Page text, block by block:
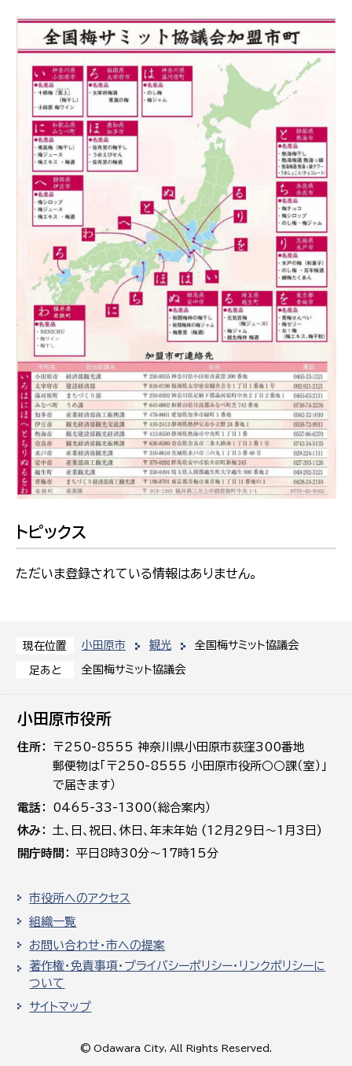
現在位置 小田原市 観光 全国梅サミット協議会
足あと 全国梅サミット協議会
トピックス
ただいま登録されている情報はありません。
小田原市役所
住所
〒250-8555 神奈川県小田原市荻窪300番地
郵便物は「〒250-8555 小田原市役所○○課（室）」
で届きます）
電話
0465-33-1300（総合案内）
休み
土､日､祝日、休日、年末年始 (12月29日～1月3日)
開庁時間
平日8時30分～17時15分
市役所へのアクセス
組織一覧
お問い合わせ・市への提案
著作権・免責事項・プライバシーポリシー・リンクポリシーに
ついて
サイトマップ
© Odawara City, All Rights Reserved.